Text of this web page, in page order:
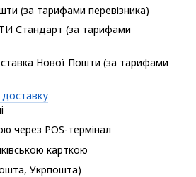
(за тарифами перевізника)
Стандарт (за тарифами
Нової Пошти (за тарифами
доставку
через POS-термінал
карткою
Укрпошта)